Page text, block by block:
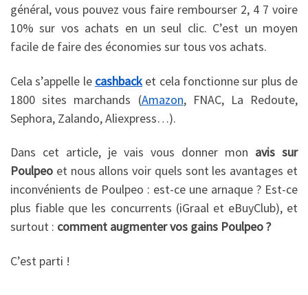
général, vous pouvez vous faire rembourser 2, 4 7 voire
10% sur vos achats en un seul clic. C’est un moyen
facile de faire des économies sur tous vos achats.
Cela s’appelle le cashbacket cela fonctionne sur plus de
1800 sites marchands (Amazon, FNAC, La Redoute,
Sephora, Zalando, Aliexpress…).
Dans cet article, je vais vous donner mon avis sur
Poulpeo et nous allons voir quels sont les avantages et
inconvénients de Poulpeo : est-ce une arnaque ? Est-ce
plus fiable que les concurrents (iGraal et eBuyClub), et
surtout : comment augmenter vos gains Poulpeo ?
C’est parti !